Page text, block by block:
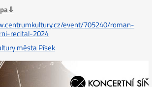
event/705240/roman-
recital-2024
města Písek